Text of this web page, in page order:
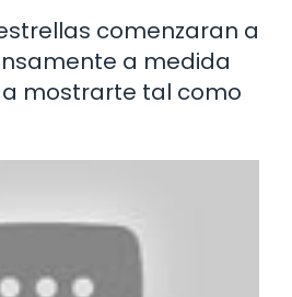
comenzaran a
a medida
mostrarte tal como